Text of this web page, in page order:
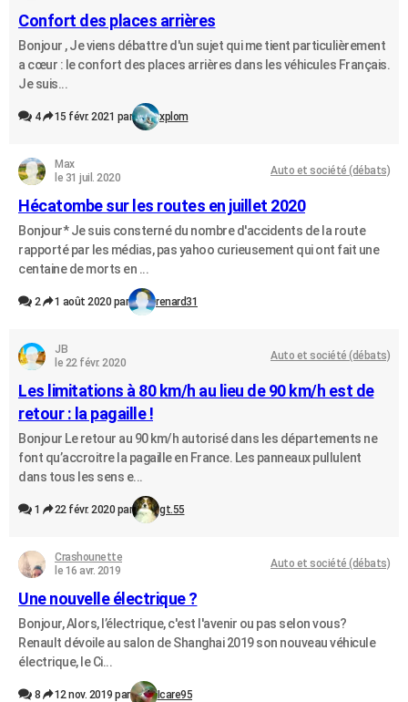
Confort des places arrières
Bonjour , Je viens débattre d'un sujet qui me tient particulièrement
a cœur : le confort des places arrières dans les véhicules Français.
Je suis...
4 15 févr. 2021 par xplom
Max
le 31 juil. 2020
Auto et société (débats)
Hécatombe sur les routes en juillet 2020
Bonjour* Je suis consterné du nombre d'accidents de la route
rapporté par les médias, pas yahoo curieusement qui ont fait une
centaine de morts en ...
2 1 août 2020 par renard31
JB
le 22 févr. 2020
Auto et société (débats)
Les limitations à 80 km/h au lieu de 90 km/h est de
retour : la pagaille !
Bonjour Le retour au 90 km/h autorisé dans les départements ne
font qu’accroitre la pagaille en France. Les panneaux pullulent
dans tous les sens e...
1 22 févr. 2020 par gt.55
Crashounette
le 16 avr. 2019
Auto et société (débats)
Une nouvelle électrique ?
Bonjour, Alors, l’électrique, c'est l'avenir ou pas selon vous?
Renault dévoile au salon de Shanghai 2019 son nouveau véhicule
électrique, le Ci...
8 12 nov. 2019 par Icare95